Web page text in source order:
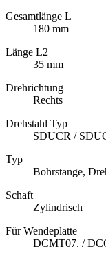
Gesamtlänge L
180 mm
Länge L2
35 mm
Drehrichtung
Rechts
Drehstahl Typ
SDUCR /
Typ
Bohrstange,
Schaft
Zylindrisch
Für Wendeplatte
DCMT07. /